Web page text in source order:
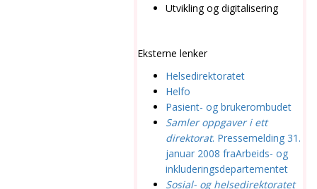
Utvikling og digitalisering
Eksterne lenker
Helsedirektoratet
Helfo
Pasient- og brukerombudet
Samler oppgaver i ett
direktorat. Pressemelding 31.
januar 2008 fraArbeids- og
inkluderingsdepartementet
Sosial- og helsedirektoratet